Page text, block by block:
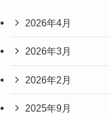
2026年4月
2026年3月
2026年2月
2025年9月